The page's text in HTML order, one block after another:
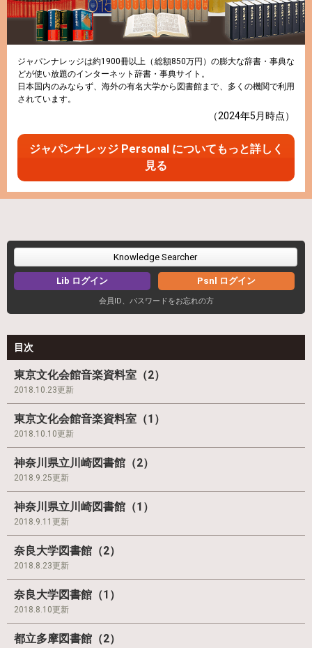
ジャパンナレッジは約1900冊以上（総額850万円）の膨大な辞書・事典な
どが使い放題のインターネット辞書・事典サイト。
日本国内のみならず、海外の有名大学から図書館まで、多くの機関で利用
されています。
（2024年5月時点）
ジャパンナレッジ Personal についてもっと詳しく
見る
Knowledge Searcher
Lib ログイン Psnl ログイン
会員ID、パスワードをお忘れの方
目次
東京文化会館音楽資料室（2）
2018.10.23更新
東京文化会館音楽資料室（1）
2018.10.10更新
神奈川県立川崎図書館（2）
2018.9.25更新
神奈川県立川崎図書館（1）
2018.9.11更新
奈良大学図書館（2）
2018.8.23更新
奈良大学図書館（1）
2018.8.10更新
都立多摩図書館（2）